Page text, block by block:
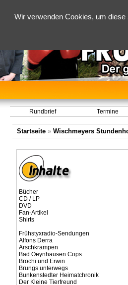
Wir verwenden Cookies, um
Rundbrief Termine
Startseite» Wischmeyers
Bücher
CD / LP
DVD
Fan-Artikel
Shirts
Frühstyxradio-Sendungen
Alfons Derra
Arschkrampen
Bad Oeynhausen Cops
Brochi und Erwin
Brungs unterwegs
Bunkenstedter Heimatchronik
Der Kleine Tierfreund